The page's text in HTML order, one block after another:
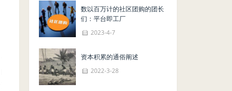
数以百万计的社区团购的团长
们：平台即工厂
2023-4-7
资本积累的通俗阐述
2022-3-28